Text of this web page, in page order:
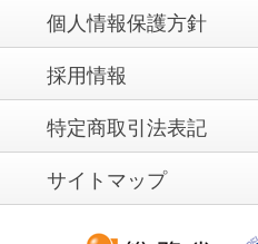
個人情報保護方針
採用情報
特定商取引法表記
サイトマップ